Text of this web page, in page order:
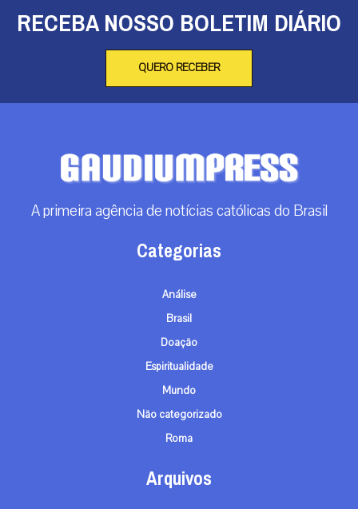
RECEBA NOSSO BOLETIM DIÁRIO
QUERO RECEBER
A primeira agência de notícias católicas do Brasil
Categorias
Análise
Brasil
Doação
Espiritualidade
Mundo
Não categorizado
Roma
Arquivos